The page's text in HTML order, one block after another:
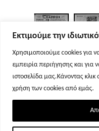
Εκτιμούμε την
Χρησιμοποιούμε cookies για
εμπειρία περιήγησης και
ιστοσελίδα μας.Κάνοντας
χρήση των cookies από εμάς.
Σελίδα 1